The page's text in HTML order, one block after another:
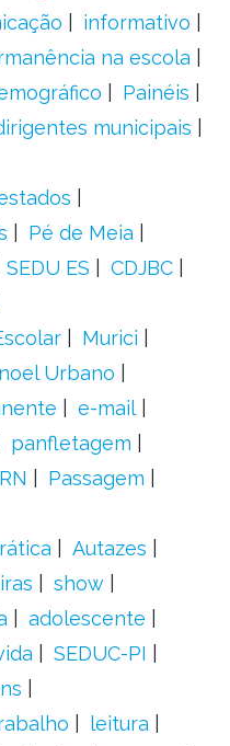
informativo
na escola
Painéis
municipais
Pé de Meia
SEDU ES
CDJBC
Murici
Urbano
e-mail
panfletagem
Passagem
Autazes
show
adolescente
SEDUC-PI
leitura